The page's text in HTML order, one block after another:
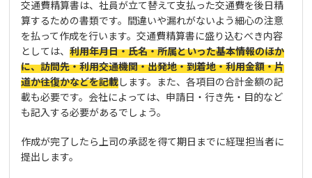
交通費精算書は、社員が立て替えて支払った交通費を後日精
算するための書類です。間違いや漏れがないよう細心の注意
を払って作成を行います。交通費精算書に盛り込むべき内容
としては、利用年月日・氏名・所属といった基本情報のほか
に、訪問先・利用交通機関・出発地・到着地・利用金額・片
道か往復かなどを記載します。また、各項目の合計金額の記
載も必要です。会社によっては、申請日・行き先・目的など
も記入する必要があるでしょう。
作成が完了したら上司の承認を得て期日までに経理担当者に
提出します。